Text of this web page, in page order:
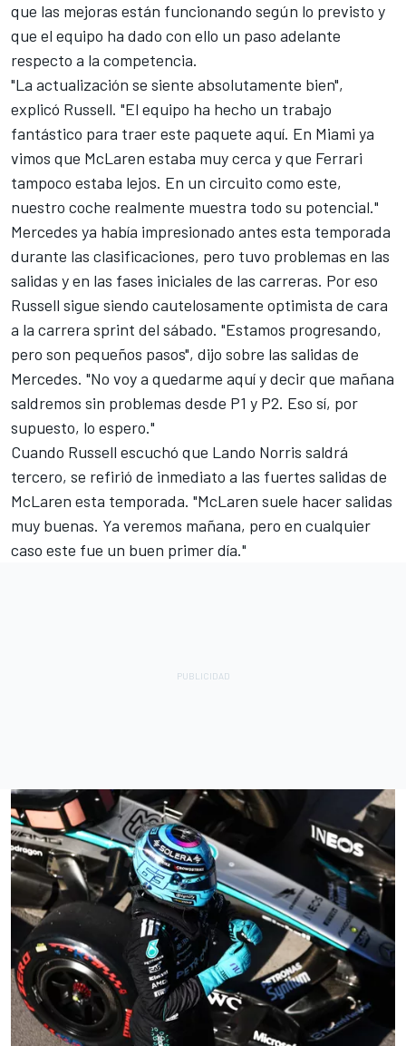
que las mejoras están funcionando según lo previsto y
que el equipo ha dado con ello un paso adelante
respecto a la competencia.
"La actualización se siente absolutamente bien",
explicó Russell. "El equipo ha hecho un trabajo
fantástico para traer este paquete aquí. En Miami ya
vimos que McLaren estaba muy cerca y que Ferrari
tampoco estaba lejos. En un circuito como este,
nuestro coche realmente muestra todo su potencial."
Mercedes ya había impresionado antes esta temporada
durante las clasificaciones, pero tuvo problemas en las
salidas y en las fases iniciales de las carreras. Por eso
Russell sigue siendo cautelosamente optimista de cara
a la carrera sprint del sábado. "Estamos progresando,
pero son pequeños pasos", dijo sobre las salidas de
Mercedes. "No voy a quedarme aquí y decir que mañana
saldremos sin problemas desde P1 y P2. Eso sí, por
supuesto, lo espero."
Cuando Russell escuchó que Lando Norris saldrá
tercero, se refirió de inmediato a las fuertes salidas de
McLaren esta temporada. "McLaren suele hacer salidas
muy buenas. Ya veremos mañana, pero en cualquier
caso este fue un buen primer día."